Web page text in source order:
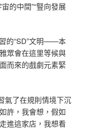
的中間”“豎向發展
的“SD”文明——本
眾會在這里等候與
而來的戲劇元素緊
氣了在規則情境下沉
許，我會想，假如
進這家店，我想看